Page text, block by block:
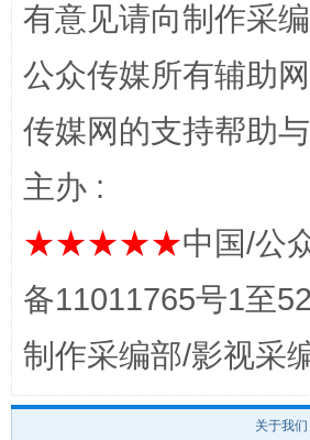
完善运行机制助力责任有效落实
有意见请向制作采
公众传媒所有辅助
传媒网的支持帮助
主办 :
★★★★★中国/公
备11011765号1至
制作采编部/影视采
关于我们